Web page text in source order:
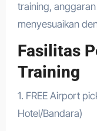
training,
menyesuaikan
Fasilitas
Training
1. FREE Airport
Hotel/Bandara)